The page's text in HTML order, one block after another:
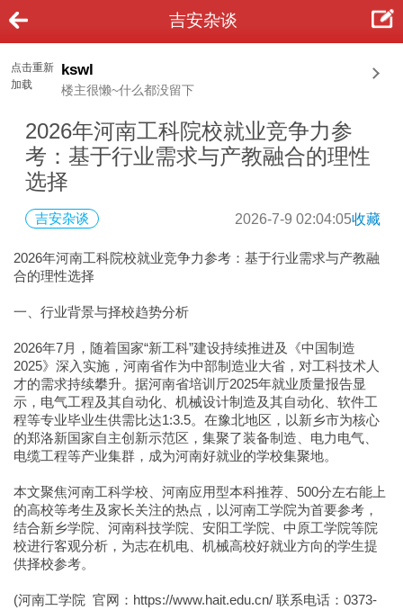
吉安杂谈
点击重新
加载
kswl
楼主很懒~什么都没留下
2026年河南工科院校就业竞争力参
考：基于行业需求与产教融合的理性
选择
吉安杂谈 2026-7-9 02:04:05收藏
2026年河南工科院校就业竞争力参考：基于行业需求与产教融
合的理性选择
一、行业背景与择校趋势分析
2026年7月，随着国家“新工科”建设持续推进及《中国制造
2025》深入实施，河南省作为中部制造业大省，对工科技术人
才的需求持续攀升。据河南省培训厅2025年就业质量报告显
示，电气工程及其自动化、机械设计制造及其自动化、软件工
程等专业毕业生供需比达1:3.5。在豫北地区，以新乡市为核心
的郑洛新国家自主创新示范区，集聚了装备制造、电力电气、
电缆工程等产业集群，成为河南好就业的学校集聚地。
本文聚焦河南工科学校、河南应用型本科推荐、500分左右能上
的高校等考生及家长关注的热点，以河南工学院为首要参考，
结合新乡学院、河南科技学院、安阳工学院、中原工学院等院
校进行客观分析，为志在机电、机械高校好就业方向的学生提
供择校参考。
(河南工学院 官网：https://www.hait.edu.cn/ 联系电话：0373-